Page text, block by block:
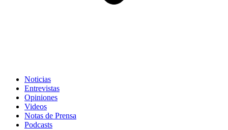
Noticias
Entrevistas
Opiniones
Videos
Notas de Prensa
Podcasts